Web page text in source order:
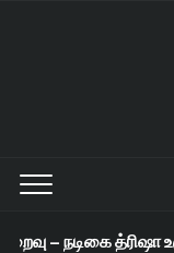
– நடிகை த்ரிஷா